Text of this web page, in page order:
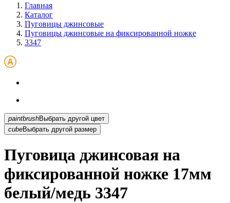
Главная
Каталог
Пуговицы джинсовые
Пуговицы джинсовые на фиксированной ножке
3347
paintbrush
Выбрать другой цвет
cubeВыбрать другой размер
Пуговица джинсовая на
фиксированной ножке 17мм
белый/медь 3347